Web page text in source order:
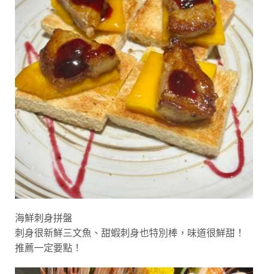
海鮮刺身拼盤
刺身很新鮮三文魚、甜蝦刺身也特別棒，味道很鮮甜！
推薦一定要點！